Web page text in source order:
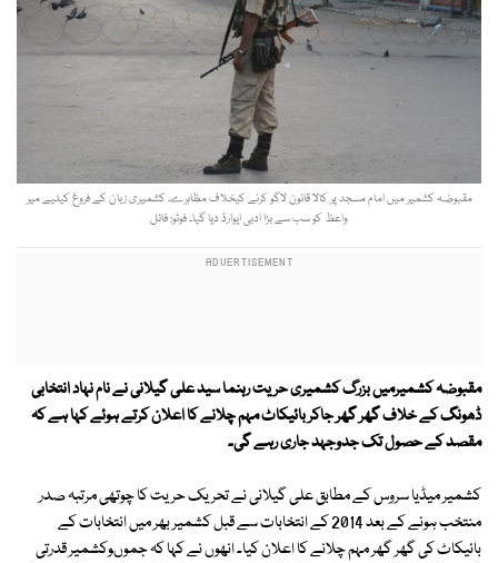
مقبوضہ کشمیر میں امام مسجد پر کالا قانون لاگو کرنے کیخلاف مظاہرے، کشمیری زبان کے فروغ کیلیے میر
واعظ کو سب سے بڑا ادبی ایوارڈ دیا گیا۔ فوٹو: فائل
مقبوضہ کشمیرمیں بزرگ کشمیری حریت رہنما سید علی گیلانی نے نام نہاد انتخابی
ڈھونگ کے خلاف گھر گھر جاکر بائیکاٹ مہم چلانے کا اعلان کرتے ہوئے کہا ہے کہ
مقصد کے حصول تک جدوجہد جاری رہے گی۔
کشمیر میڈیا سروس کے مطابق علی گیلانی نے تحریک حریت کا چوتھی مرتبہ صدر
منتخب ہونے کے بعد 2014 کے انتخابات سے قبل کشمیر بھر میں انتخابات کے
بائیکاٹ کی گھر گھر مہم چلانے کا اعلان کیا۔ انھوں نے کہا کہ جموںوکشمیر قدرتی